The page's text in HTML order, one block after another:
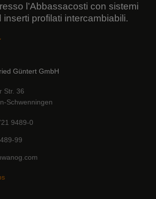
l’Abbassacosti con sistemi
inserti profilati intercambiabili.
Güntert GmbH
Str. 36
Schwenningen
9489-0
99